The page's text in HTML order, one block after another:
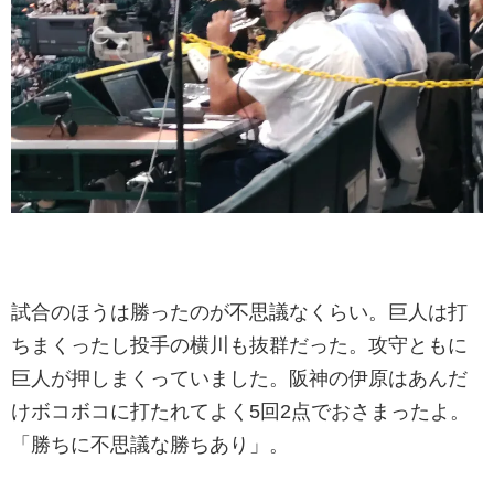
試合のほうは勝ったのが不思議なくらい。巨人は打
ちまくったし投手の横川も抜群だった。攻守ともに
巨人が押しまくっていました。阪神の伊原はあんだ
けボコボコに打たれてよく5回2点でおさまったよ。
「勝ちに不思議な勝ちあり」。